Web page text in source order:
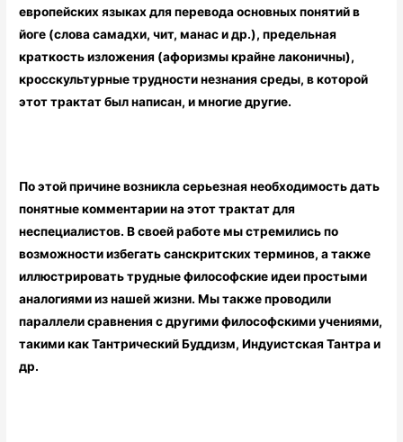
европейских языках для перевода основных понятий в
йоге (слова самадхи, чит, манас и др.), предельная
краткость изложения (афоризмы крайне лаконичны),
кросскультурные трудности незнания среды, в которой
этот трактат был написан, и многие другие.
По этой причине возникла серьезная необходимость дать
понятные комментарии на этот трактат для
неспециалистов. В своей работе мы стремились по
возможности избегать санскритских терминов, а также
иллюстрировать трудные философские идеи простыми
аналогиями из нашей жизни. Мы также проводили
параллели сравнения с другими философскими учениями,
такими как Тантрический Буддизм, Индуистская Тантра и
др.